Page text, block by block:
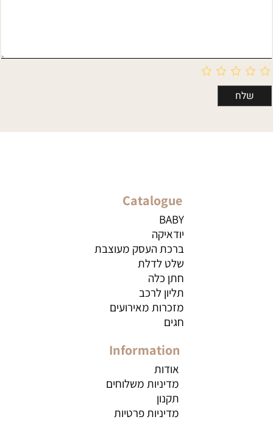
Catalogue
BABY
יודאיקה
ברכת העסק מעוצבת
שלט לדלת
חתן כלה
תליון לרכב
מזכרות מאירועים
חגים
Information
אודות
מדיניות משלוחים
תקנון
מדיניות פרטיות